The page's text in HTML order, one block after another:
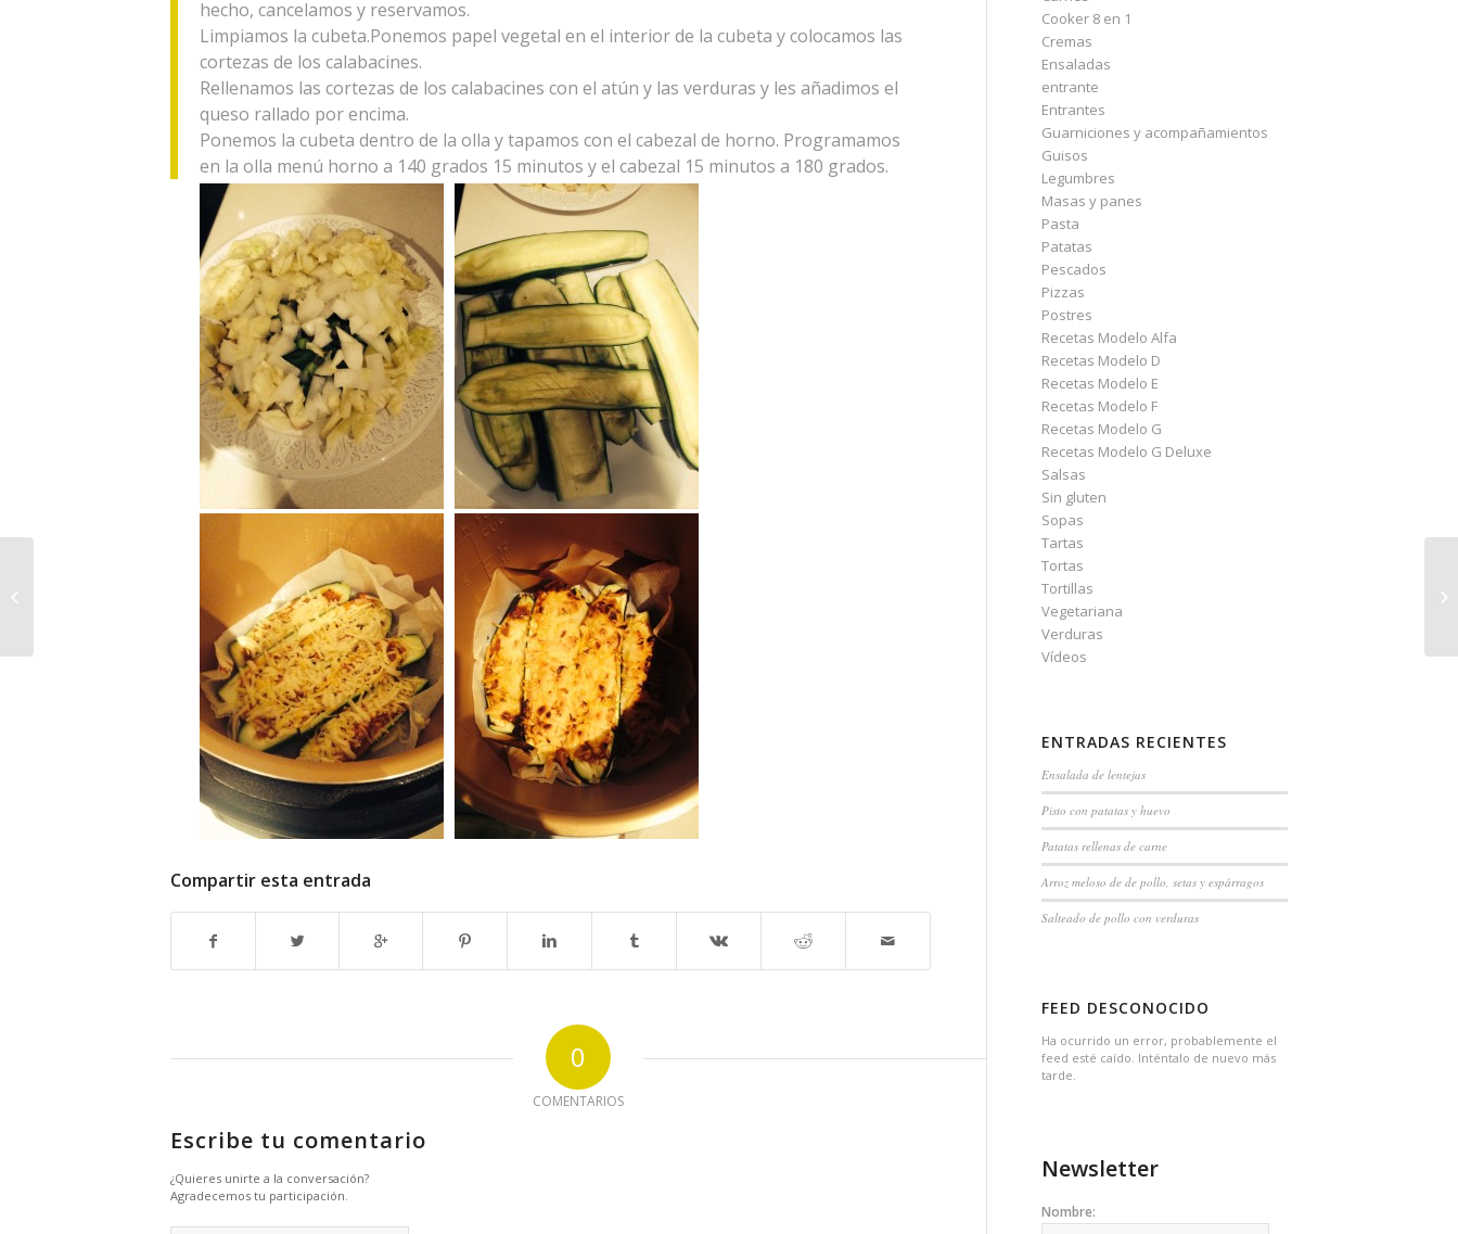
hecho, cancelamos y reservamos.
Limpiamos la cubeta.Ponemos papel vegetal en el interior de la cubeta y colocamos las
cortezas de los calabacines.
Rellenamos las cortezas de los calabacines con el atún y las verduras y les añadimos el
queso rallado por encima.
Ponemos la cubeta dentro de la olla y tapamos con el cabezal de horno. Programamos
en la olla menú horno a 140 grados 15 minutos y el cabezal 15 minutos a 180 grados.
Compartir esta entrada
0
COMENTARIOS
Escribe tu comentario
¿Quieres unirte a la conversación?
Agradecemos tu participación.
Cooker 8 en 1
Cremas
Ensaladas
entrante
Entrantes
Guarniciones y acompañamientos
Guisos
Legumbres
Masas y panes
Pasta
Patatas
Pescados
Pizzas
Postres
Recetas Modelo Alfa
Recetas Modelo D
Recetas Modelo E
Recetas Modelo F
Recetas Modelo G
Recetas Modelo G Deluxe
Salsas
Sin gluten
Sopas
Tartas
Tortas
Tortillas
Vegetariana
Verduras
Vídeos
ENTRADAS RECIENTES
Ensalada de lentejas
Pisto con patatas y huevo
Patatas rellenas de carne
Arroz meloso de de pollo, setas y espárragos
Salteado de pollo con verduras
FEED DESCONOCIDO
Ha ocurrido un error, probablemente el
feed esté caído. Inténtalo de nuevo más
tarde.
Newsletter
Nombre:
BOLOGNESA (para 4 personas)